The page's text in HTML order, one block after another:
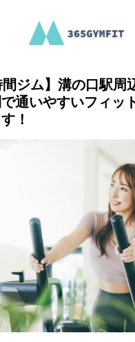
間ジム】溝の口駅周
通いやすいフィッ
！